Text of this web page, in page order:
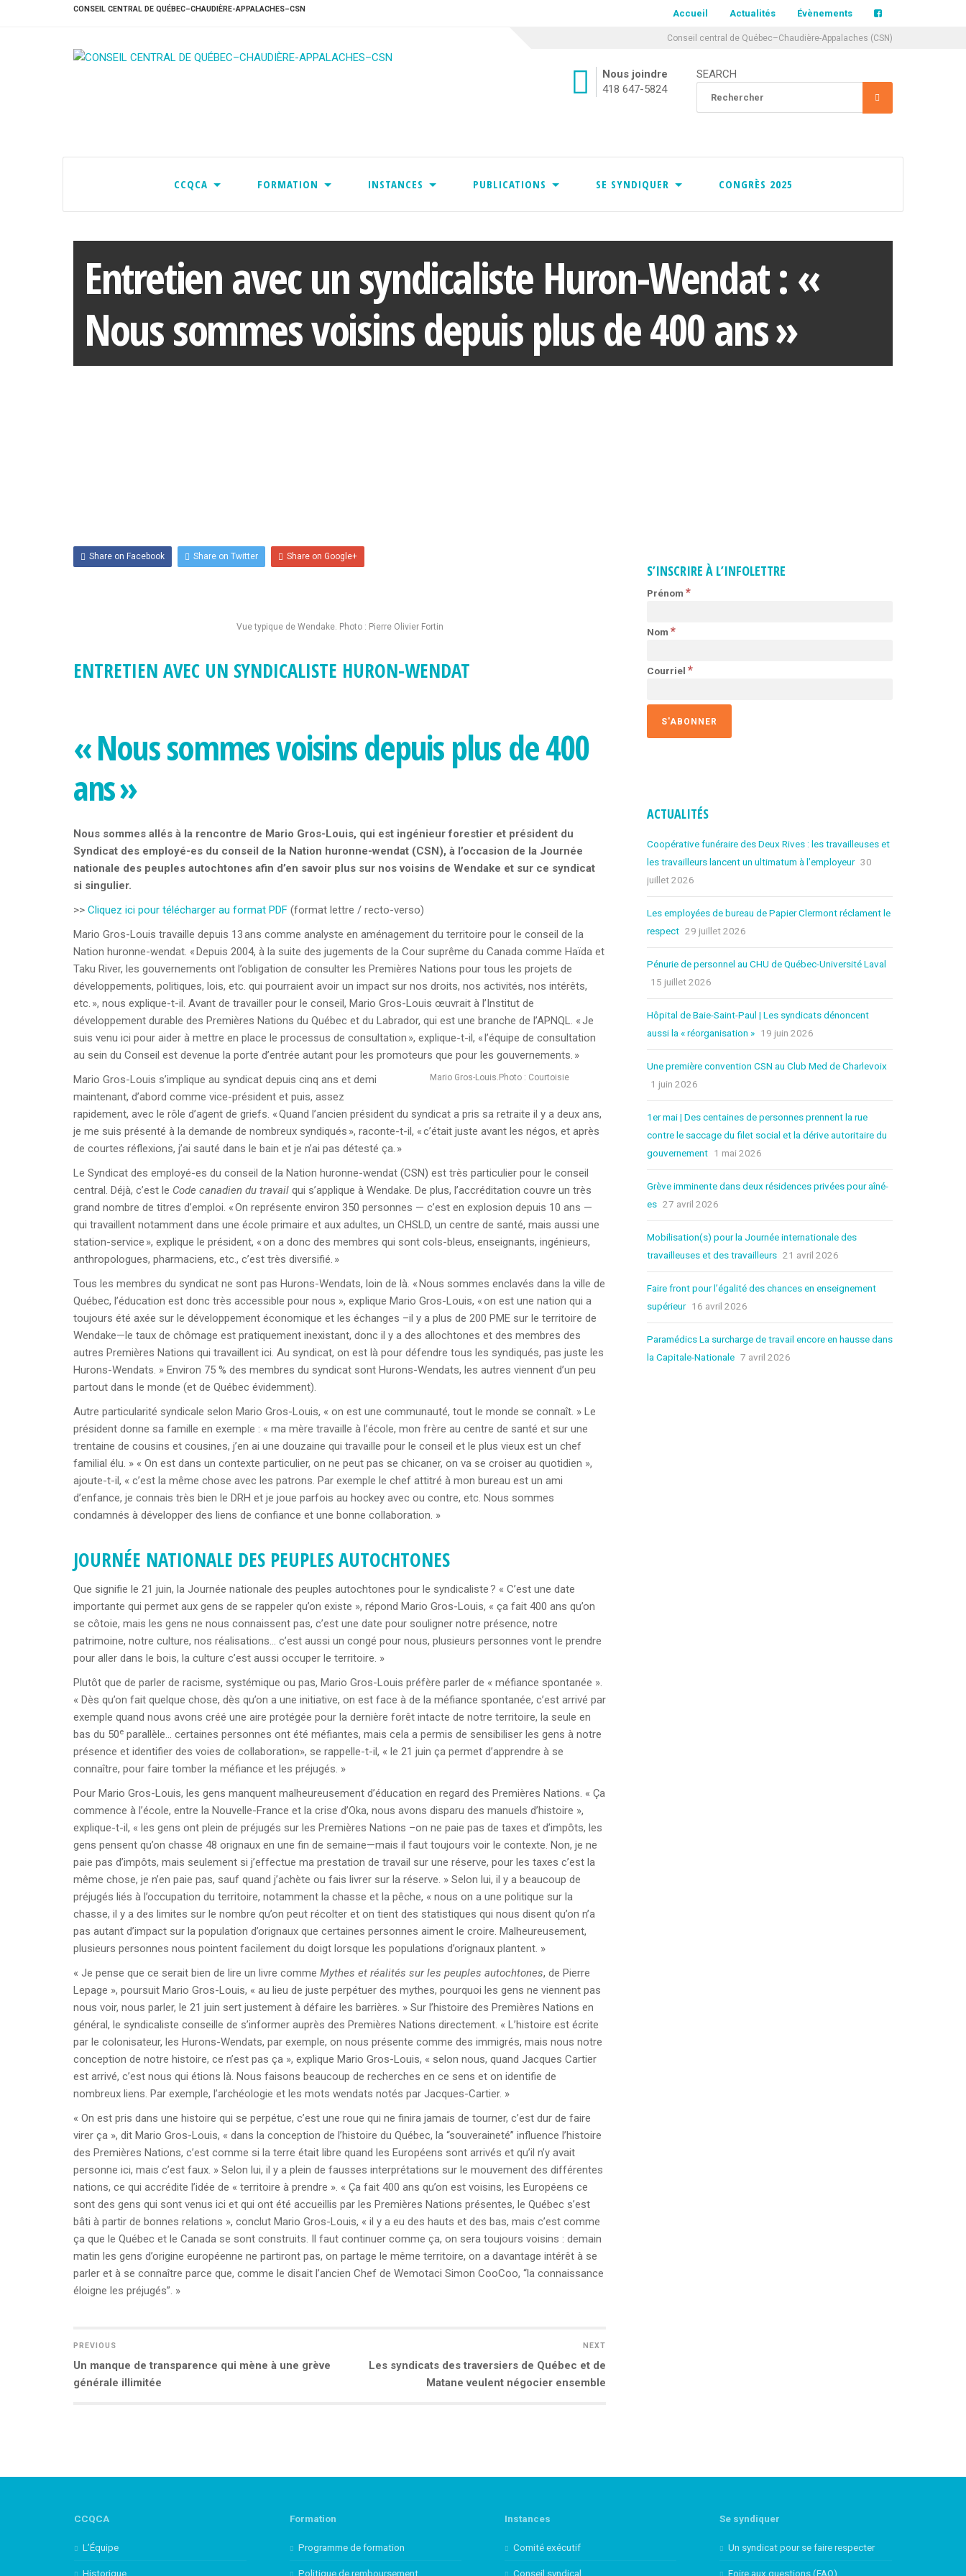
CONSEIL CENTRAL DE QUÉBEC–CHAUDIÈRE-APPALACHES–CSN Accueil Actualités Évènements
Conseil central de Québec–Chaudière-Appalaches (CSN)
Nous joindre
418 647-5824
SEARCH
CCQCA FORMATION INSTANCES PUBLICATIONS SE SYNDIQUER CONGRÈS 2025
to
Entretien avec un syndicaliste Huron-Wendat : «
Nous sommes voisins depuis plus de 400 ans »
Share on Facebook Share on Twitter Share on Google+
Vue typique de Wendake. Photo : Pierre Olivier Fortin
ENTRETIEN AVEC UN SYNDICALISTE HURON-WENDAT
« Nous sommes voisins depuis plus de 400
ans »
Nous sommes allés à la rencontre de Mario Gros-Louis, qui est ingénieur forestier et président du
Syndicat des employé-es du conseil de la Nation huronne-wendat (CSN), à l’occasion de la Journée
nationale des peuples autochtones afin d’en savoir plus sur nos voisins de Wendake et sur ce syndicat
si singulier.
>> Cliquez ici pour télécharger au format PDF (format lettre / recto-verso)
Mario Gros-Louis travaille depuis 13 ans comme analyste en aménagement du territoire pour le conseil de la
Nation huronne-wendat. « Depuis 2004, à la suite des jugements de la Cour suprême du Canada comme Haïda et
Taku River, les gouvernements ont l’obligation de consulter les Premières Nations pour tous les projets de
développements, politiques, lois, etc. qui pourraient avoir un impact sur nos droits, nos activités, nos intérêts,
etc. », nous explique-t-il. Avant de travailler pour le conseil, Mario Gros-Louis œuvrait à l’Institut de
développement durable des Premières Nations du Québec et du Labrador, qui est une branche de l’APNQL. « Je
suis venu ici pour aider à mettre en place le processus de consultation », explique-t-il, « l’équipe de consultation
au sein du Conseil est devenue la porte d’entrée autant pour les promoteurs que pour les gouvernements. »
Mario Gros-Louis.Photo : Courtoisie
Mario Gros-Louis s’implique au syndicat depuis cinq ans et demi
maintenant, d’abord comme vice-président et puis, assez
rapidement, avec le rôle d’agent de griefs. « Quand l’ancien président du syndicat a pris sa retraite il y a deux ans,
je me suis présenté à la demande de nombreux syndiqués », raconte-t-il, « c’était juste avant les négos, et après
de courtes réflexions, j’ai sauté dans le bain et je n’ai pas détesté ça. »
Le Syndicat des employé-es du conseil de la Nation huronne-wendat (CSN) est très particulier pour le conseil
central. Déjà, c’est le Code canadien du travail qui s’applique à Wendake. De plus, l’accréditation couvre un très
grand nombre de titres d’emploi. « On représente environ 350 personnes — c’est en explosion depuis 10 ans —
qui travaillent notamment dans une école primaire et aux adultes, un CHSLD, un centre de santé, mais aussi une
station-service », explique le président, « on a donc des membres qui sont cols-bleus, enseignants, ingénieurs,
anthropologues, pharmaciens, etc., c’est très diversifié. »
Tous les membres du syndicat ne sont pas Hurons-Wendats, loin de là. « Nous sommes enclavés dans la ville de
Québec, l’éducation est donc très accessible pour nous », explique Mario Gros-Louis, « on est une nation qui a
toujours été axée sur le développement économique et les échanges –il y a plus de 200 PME sur le territoire de
Wendake—le taux de chômage est pratiquement inexistant, donc il y a des allochtones et des membres des
autres Premières Nations qui travaillent ici. Au syndicat, on est là pour défendre tous les syndiqués, pas juste les
Hurons-Wendats. » Environ 75 % des membres du syndicat sont Hurons-Wendats, les autres viennent d’un peu
partout dans le monde (et de Québec évidemment).
Autre particularité syndicale selon Mario Gros-Louis, « on est une communauté, tout le monde se connaît. » Le
président donne sa famille en exemple : « ma mère travaille à l’école, mon frère au centre de santé et sur une
trentaine de cousins et cousines, j’en ai une douzaine qui travaille pour le conseil et le plus vieux est un chef
familial élu. » « On est dans un contexte particulier, on ne peut pas se chicaner, on va se croiser au quotidien »,
ajoute-t-il, « c’est la même chose avec les patrons. Par exemple le chef attitré à mon bureau est un ami
d’enfance, je connais très bien le DRH et je joue parfois au hockey avec ou contre, etc. Nous sommes
condamnés à développer des liens de confiance et une bonne collaboration. »
JOURNÉE NATIONALE DES PEUPLES AUTOCHTONES
Que signifie le 21 juin, la Journée nationale des peuples autochtones pour le syndicaliste ? « C’est une date
importante qui permet aux gens de se rappeler qu’on existe », répond Mario Gros-Louis, « ça fait 400 ans qu’on
se côtoie, mais les gens ne nous connaissent pas, c’est une date pour souligner notre présence, notre
patrimoine, notre culture, nos réalisations… c’est aussi un congé pour nous, plusieurs personnes vont le prendre
pour aller dans le bois, la culture c’est aussi occuper le territoire. »
Plutôt que de parler de racisme, systémique ou pas, Mario Gros-Louis préfère parler de « méfiance spontanée ».
« Dès qu’on fait quelque chose, dès qu’on a une initiative, on est face à de la méfiance spontanée, c’est arrivé par
exemple quand nous avons créé une aire protégée pour la dernière forêt intacte de notre territoire, la seule en
bas du 50e parallèle… certaines personnes ont été méfiantes, mais cela a permis de sensibiliser les gens à notre
présence et identifier des voies de collaboration», se rappelle-t-il, « le 21 juin ça permet d’apprendre à se
connaître, pour faire tomber la méfiance et les préjugés. »
Pour Mario Gros-Louis, les gens manquent malheureusement d’éducation en regard des Premières Nations. « Ça
commence à l’école, entre la Nouvelle-France et la crise d’Oka, nous avons disparu des manuels d’histoire »,
explique-t-il, « les gens ont plein de préjugés sur les Premières Nations –on ne paie pas de taxes et d’impôts, les
gens pensent qu’on chasse 48 orignaux en une fin de semaine—mais il faut toujours voir le contexte. Non, je ne
paie pas d’impôts, mais seulement si j’effectue ma prestation de travail sur une réserve, pour les taxes c’est la
même chose, je n’en paie pas, sauf quand j’achète ou fais livrer sur la réserve. » Selon lui, il y a beaucoup de
préjugés liés à l’occupation du territoire, notamment la chasse et la pêche, « nous on a une politique sur la
chasse, il y a des limites sur le nombre qu’on peut récolter et on tient des statistiques qui nous disent qu’on n’a
pas autant d’impact sur la population d’orignaux que certaines personnes aiment le croire. Malheureusement,
plusieurs personnes nous pointent facilement du doigt lorsque les populations d’orignaux plantent. »
« Je pense que ce serait bien de lire un livre comme Mythes et réalités sur les peuples autochtones, de Pierre
Lepage », poursuit Mario Gros-Louis, « au lieu de juste perpétuer des mythes, pourquoi les gens ne viennent pas
nous voir, nous parler, le 21 juin sert justement à défaire les barrières. » Sur l’histoire des Premières Nations en
général, le syndicaliste conseille de s’informer auprès des Premières Nations directement. « L’histoire est écrite
par le colonisateur, les Hurons-Wendats, par exemple, on nous présente comme des immigrés, mais nous notre
conception de notre histoire, ce n’est pas ça », explique Mario Gros-Louis, « selon nous, quand Jacques Cartier
est arrivé, c’est nous qui étions là. Nous faisons beaucoup de recherches en ce sens et on identifie de
nombreux liens. Par exemple, l’archéologie et les mots wendats notés par Jacques-Cartier. »
« On est pris dans une histoire qui se perpétue, c’est une roue qui ne finira jamais de tourner, c’est dur de faire
virer ça », dit Mario Gros-Louis, « dans la conception de l’histoire du Québec, la “souveraineté” influence l’histoire
des Premières Nations, c’est comme si la terre était libre quand les Européens sont arrivés et qu’il n’y avait
personne ici, mais c’est faux. » Selon lui, il y a plein de fausses interprétations sur le mouvement des différentes
nations, ce qui accrédite l’idée de « territoire à prendre ». « Ça fait 400 ans qu’on est voisins, les Européens ce
sont des gens qui sont venus ici et qui ont été accueillis par les Premières Nations présentes, le Québec s’est
bâti à partir de bonnes relations », conclut Mario Gros-Louis, « il y a eu des hauts et des bas, mais c’est comme
ça que le Québec et le Canada se sont construits. Il faut continuer comme ça, on sera toujours voisins : demain
matin les gens d’origine européenne ne partiront pas, on partage le même territoire, on a davantage intérêt à se
parler et à se connaître parce que, comme le disait l’ancien Chef de Wemotaci Simon CooCoo, “la connaissance
éloigne les préjugés”. »
NAVIGATION
PREVIOUS
Previous
post:
Un manque de transparence qui mène à une grève
générale illimitée
NEXT
Next
Les syndicats des traversiers de Québec et de
Matane veulent négocier ensemble
S’INSCRIRE À L’INFOLETTRE
Prénom *
Nom *
Courriel *
ACTUALITÉS
Coopérative funéraire des Deux Rives : les travailleuses et
les travailleurs lancent un ultimatum à l’employeur 30
juillet 2026
Les employées de bureau de Papier Clermont réclament le
respect 29 juillet 2026
Pénurie de personnel au CHU de Québec-Université Laval
15 juillet 2026
Hôpital de Baie-Saint-Paul | Les syndicats dénoncent
aussi la « réorganisation » 19 juin 2026
Une première convention CSN au Club Med de Charlevoix
1 juin 2026
1er mai | Des centaines de personnes prennent la rue
contre le saccage du filet social et la dérive autoritaire du
gouvernement 1 mai 2026
Grève imminente dans deux résidences privées pour aîné-
es 27 avril 2026
Mobilisation(s) pour la Journée internationale des
travailleuses et des travailleurs 21 avril 2026
Faire front pour l’égalité des chances en enseignement
supérieur 16 avril 2026
Paramédics La surcharge de travail encore en hausse dans
la Capitale-Nationale 7 avril 2026
CCQCA
L’Équipe
Historique
Formation
Programme de formation
Politique de remboursement
Instances
Comité exécutif
Conseil syndical
Se syndiquer
Un syndicat pour se faire respecter
Foire aux questions (FAQ)
CCQCA
HISTORIQUE DU CCQCA
JOURNAL LE RÉFLEXE
INTERCULTURELLES ET
DOCUMENTS DU
CENTENAIRE
SE SYNDIQUER
(FAQ)